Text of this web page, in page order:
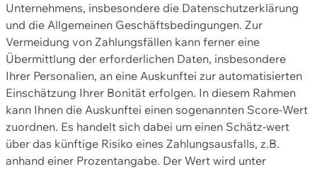
Unternehmens, insbesondere die Datenschutzerklärung
und die Allgemeinen Geschäftsbedingungen. Zur
Vermeidung von Zahlungsfällen kann ferner eine
Übermittlung der erforderlichen Daten, insbesondere
Ihrer Personalien, an eine Auskunftei zur automatisierten
Einschätzung Ihrer Bonität erfolgen. In diesem Rahmen
kann Ihnen die Auskunftei einen sogenannten Score-Wert
zuordnen. Es handelt sich dabei um einen Schätz-wert
über das künftige Risiko eines Zahlungsausfalls, z.B.
anhand einer Prozentangabe. Der Wert wird unter